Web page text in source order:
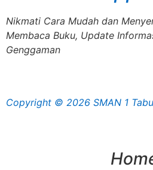
Nikmati Cara Mudah dan
Membaca Buku, Update
Genggaman
Copyright © 2026 SMAN 1